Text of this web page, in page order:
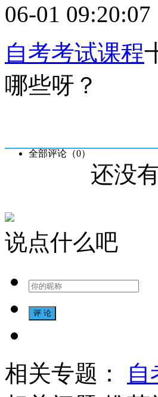
06-01 09:20:07
自考考试课程
哪些呀？
全部评论（0）
还没
说点什么吧
相关专题：
自